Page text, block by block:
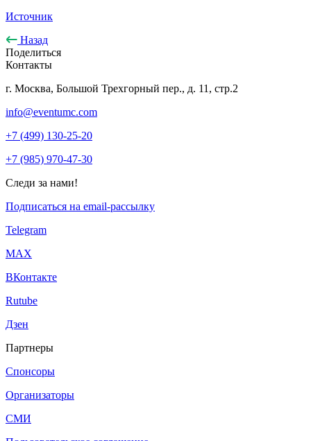
Источник
Назад
Поделиться
Контакты
г. Москва, Большой Трехгорный пер., д. 11, стр.2
info@eventumc.com
+7 (499) 130-25-20
+7 (985) 970-47-30
Следи за нами!
Подписаться на email-рассылку
Telegram
МАХ
ВКонтакте
Rutube
Дзен
Партнеры
Спонсоры
Организаторы
СМИ